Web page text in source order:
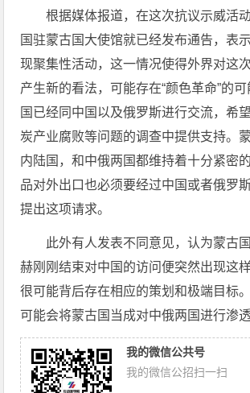
根据媒体报道，在这次抗议示威活
国驻蒙古国大使馆就已经发布通告，表
现聚集性活动，这一情况使得外界对这
产生新的看法，可能存在“颜色革命”的
国已经同中国以及俄罗斯进行交流，希
炭产业腐败等问题的调查中提供支持。
内陆国，和中俄两国都维持着十分紧密
品对外出口也必须要经过中国或者俄罗
提出这项请求。
此外有人发表不同意见，认为蒙古
赫刚刚结束对中国的访问便突然出现这
很可能背后存在相应的策划和极端目标
可能会将蒙古国当成对中俄两国进行渗
我的微信公共号
我的微信公招扫一扫